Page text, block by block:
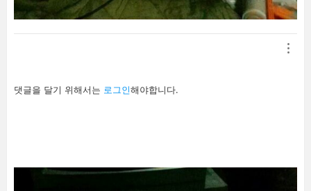
답
글
댓글을 달기 위해서는 로그인해야합니다.